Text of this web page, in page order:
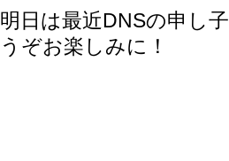
明日は最近DNSの申し
うぞお楽しみに！